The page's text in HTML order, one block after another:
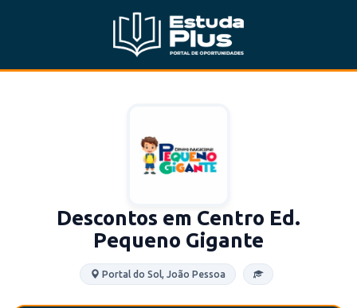
Descontos em Centro Ed.
Pequeno Gigante
Portal do Sol, João Pessoa